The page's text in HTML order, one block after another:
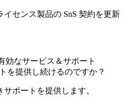
イセンス製品の SnS 契約を更新
効なサービス＆サポート
を提供し続けるのですか？
ポートを提供します。